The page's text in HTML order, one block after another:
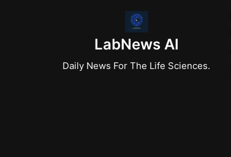
LabNews AI
Daily News For The Life Sciences.